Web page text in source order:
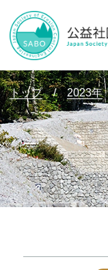
トップ / 2023年